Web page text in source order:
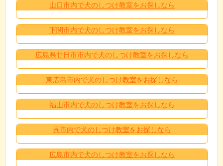
山口市内で犬のしつけ教室をお探しなら
下関市内で犬のしつけ教室をお探しなら
広島県廿日市市内で犬のしつけ教室をお探しなら
東広島市内で犬のしつけ教室をお探しなら
福山市内で犬のしつけ教室をお探しなら
呉市内で犬のしつけ教室をお探しなら
広島市内で犬のしつけ教室をお探しなら